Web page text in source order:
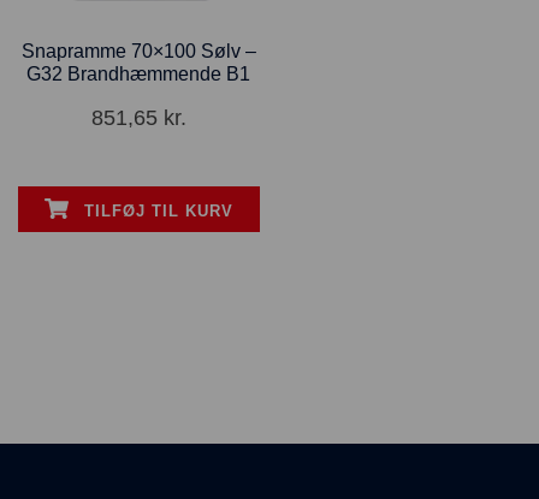
Snapramme 70×100 Sølv –
G32 Brandhæmmende B1
851,65 kr.
TILFØJ TIL KURV